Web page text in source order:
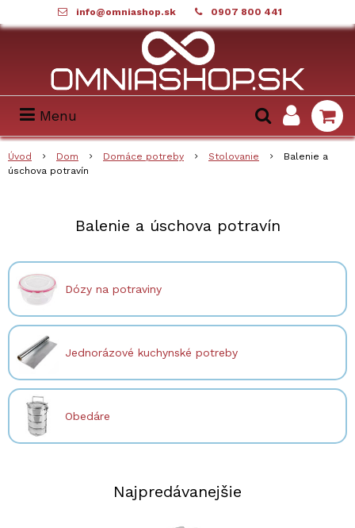
info@omniashop.sk 0907 800 441
Menu
Úvod Dom Domáce potreby Stolovanie
Balenie a
úschova potravín
Balenie a úschova potravín
Dózy na potraviny
Jednorázové kuchynské potreby
Obedáre
Najpredávanejšie